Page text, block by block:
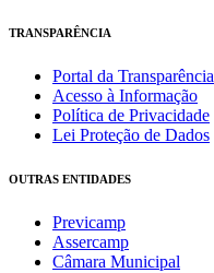
TRANSPARÊNCIA
Portal da Transparência
Acesso à Informação
Política de Privacidade
Lei Proteção de Dados
OUTRAS ENTIDADES
Previcamp
Assercamp
Câmara Municipal